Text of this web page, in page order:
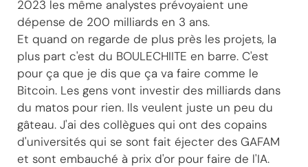
2023 les même analystes prévoyaient une
dépense de 200 milliards en 3 ans.
Et quand on regarde de plus près les projets, la
plus part c'est du BOULECHIITE en barre. C'est
pour ça que je dis que ça va faire comme le
Bitcoin. Les gens vont investir des milliards dans
du matos pour rien. Ils veulent juste un peu du
gâteau. J'ai des collègues qui ont des copains
d'universités qui se sont fait éjecter des GAFAM
et sont embauché à prix d'or pour faire de l'IA.